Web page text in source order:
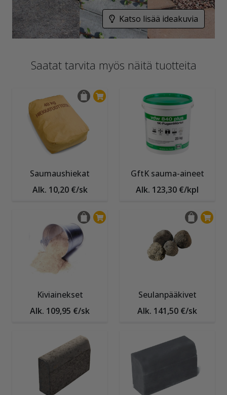
Katso lisää ideakuvia
Saatat tarvita myös näitä tuotteita
Saumaushiekat
Alk. 10,20 €/sk
GftK sauma-aineet
Alk. 123,30 €/kpl
Kiviainekset
Alk. 109,95 €/sk
Seulanpääkivet
Alk. 141,50 €/sk